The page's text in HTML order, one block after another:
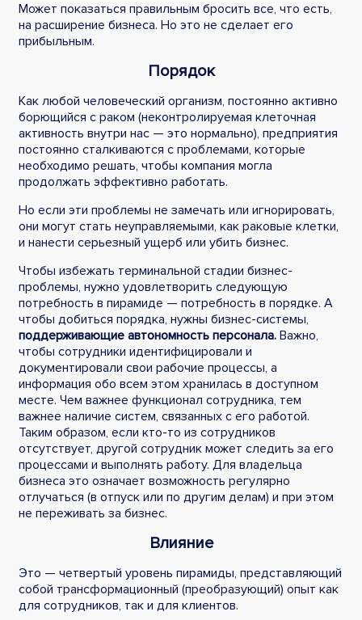
Может показаться правильным бросить все, что есть,
на расширение бизнеса. Но это не сделает его
прибыльным.
Порядок
Как любой человеческий организм, постоянно активно
борющийся с раком (неконтролируемая клеточная
активность внутри нас — это нормально), предприятия
постоянно сталкиваются с проблемами, которые
необходимо решать, чтобы компания могла
продолжать эффективно работать.
Но если эти проблемы не замечать или игнорировать,
они могут стать неуправляемыми, как раковые клетки,
и нанести серьезный ущерб или убить бизнес.
Чтобы избежать терминальной стадии бизнес-
проблемы, нужно удовлетворить следующую
потребность в пирамиде — потребность в порядке. А
чтобы добиться порядка, нужны бизнес-системы,
поддерживающие автономность персонала. Важно,
чтобы сотрудники идентифицировали и
документировали свои рабочие процессы, а
информация обо всем этом хранилась в доступном
месте. Чем важнее функционал сотрудника, тем
важнее наличие систем, связанных с его работой.
Таким образом, если кто-то из сотрудников
отсутствует, другой сотрудник может следить за его
процессами и выполнять работу. Для владельца
бизнеса это означает возможность регулярно
отлучаться (в отпуск или по другим делам) и при этом
не переживать за бизнес.
Влияние
Это — четвертый уровень пирамиды, представляющий
собой трансформационный (преобразующий) опыт как
для сотрудников, так и для клиентов.